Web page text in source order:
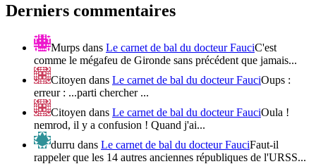
Derniers commentaires
Murps dans Le carnet de bal du docteur FauciC'est
comme le mégafeu de Gironde sans précédent que jamais...
Citoyen dans Le carnet de bal du docteur FauciOups :
erreur : ...parti chercher ...
Citoyen dans Le carnet de bal du docteur FauciOula !
nemrod, il y a confusion ! Quand j'ai...
durru dans Le carnet de bal du docteur FauciFaut-il
rappeler que les 14 autres anciennes républiques de l'URSS...